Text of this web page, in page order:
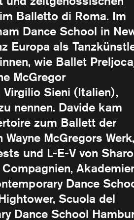
Balletto di Roma. Im
Dance School in
Europa als
wie Ballet
McGregor
Sieni (Italien),
nennen. Davide kam
zum Ballett der
McGregors Werk,
und L-E-V von
Dance
Scuola del
Dance School